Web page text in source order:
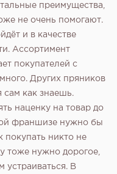
преимущества,
не очень помогают.
и в качестве
Ассортимент
покупателей с
Других пряников
сам как знаешь.
наценку на товар до
франшизе нужно бы
покупать никто не
тоже нужно дорогое,
устраиваться. В